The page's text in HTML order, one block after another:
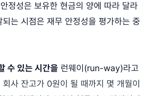
정성은 보유한 현금의 양에 따라 달라
는 시점은 재무 안정성을 평가하는 중
수 있는 시간을 런웨이(run-way)라고
사 잔고가 0원이 될 때까지 몇 개월이